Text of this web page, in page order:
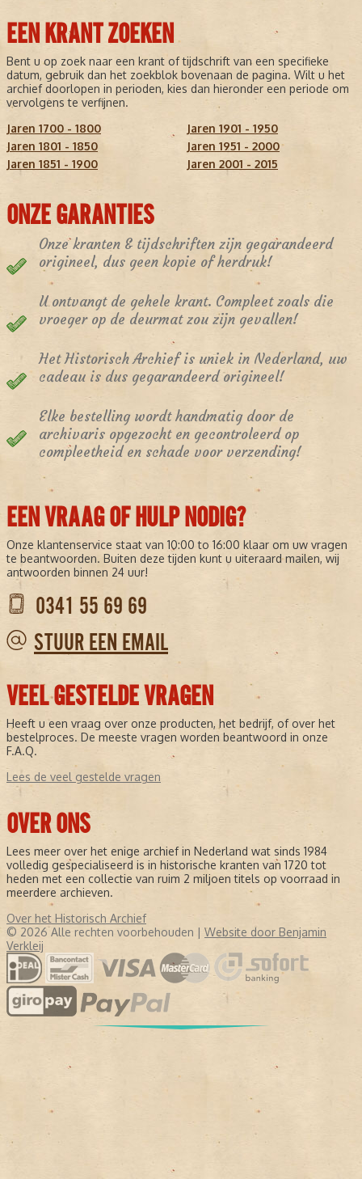
EEN KRANT ZOEKEN
Bent u op zoek naar een krant of tijdschrift van een specifieke
datum, gebruik dan het zoekblok bovenaan de pagina. Wilt u het
archief doorlopen in perioden, kies dan hieronder een periode om
vervolgens te verfijnen.
Jaren 1700 - 1800
Jaren 1801 - 1850
Jaren 1851 - 1900
Jaren 1901 - 1950
Jaren 1951 - 2000
Jaren 2001 - 2015
ONZE GARANTIES
Onze kranten & tijdschriften zijn gegarandeerd
origineel, dus geen kopie of herdruk!
U ontvangt de gehele krant. Compleet zoals die
vroeger op de deurmat zou zijn gevallen!
Het Historisch Archief is uniek in Nederland, uw
cadeau is dus gegarandeerd origineel!
Elke bestelling wordt handmatig door de
archivaris opgezocht en gecontroleerd op
compleetheid en schade voor verzending!
EEN VRAAG OF HULP NODIG?
Onze klantenservice staat van 10:00 to 16:00 klaar om uw vragen
te beantwoorden. Buiten deze tijden kunt u uiteraard mailen, wij
antwoorden binnen 24 uur!
0341 55 69 69
STUUR EEN EMAIL
VEEL GESTELDE VRAGEN
Heeft u een vraag over onze producten, het bedrijf, of over het
bestelproces. De meeste vragen worden beantwoord in onze
F.A.Q.
Lees de veel gestelde vragen
OVER ONS
Lees meer over het enige archief in Nederland wat sinds 1984
volledig gespecialiseerd is in historische kranten van 1720 tot
heden met een collectie van ruim 2 miljoen titels op voorraad in
meerdere archieven.
Over het Historisch Archief
© 2026 Alle rechten voorbehouden | Website door Benjamin
Verkleij